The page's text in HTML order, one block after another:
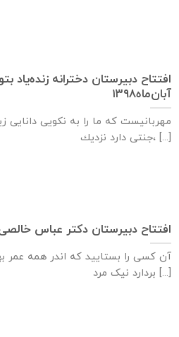
آبان‌ماه۱۳۹۸
مهربانيست كه ما را به نكويی دانايی
جنتی دارد نزديك، [...]
افتتاح دبيرستان دكتر عباس خالصی – ۱۸
آن کسی را بستایید که اندر همه
بردارد نیک مرد [...]